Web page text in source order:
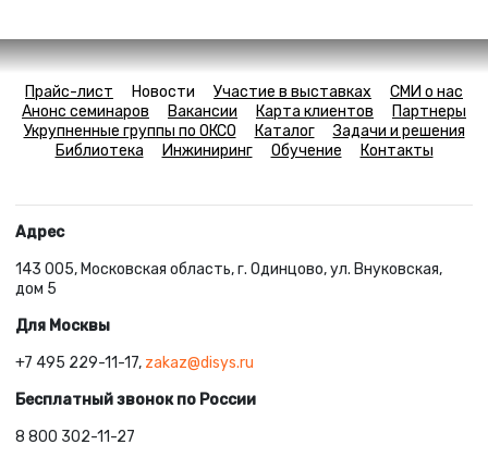
Прайс-лист Новости Участие в выставках
СМИ о нас
Анонс семинаров
Вакансии Карта клиентов
Партнеры
Укрупненные группы по ОКСО
Каталог
Задачи и решения
Библиотека
Инжиниринг Обучение Контакты
Адрес
143 005, Московская область, г. Одинцово, ул. Внуковская,
дом 5
Для Москвы
+7 495 229-11-17, zakaz@disys.ru
Бесплатный звонок по России
8 800 302-11-27